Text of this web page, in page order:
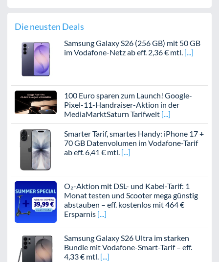
Die neusten Deals
Samsung Galaxy S26 (256 GB) mit 50 GB
im Vodafone-Netz ab eff. 2,36 € mtl.
100 Euro sparen zum Launch! Google-
Pixel-11-Handraiser-Aktion in der
MediaMarktSaturn Tarifwelt
Smarter Tarif, smartes Handy: iPhone 17 +
70 GB Datenvolumen im Vodafone-Tarif
ab eff. 6,41 € mtl.
O₂-Aktion mit DSL- und Kabel-Tarif: 1
Monat testen und Scooter mega günstig
abstauben – eff. kostenlos mit 464 €
Ersparnis
Samsung Galaxy S26 Ultra im starken
Bundle mit Vodafone-Smart-Tarif – eff.
4,33 € mtl.